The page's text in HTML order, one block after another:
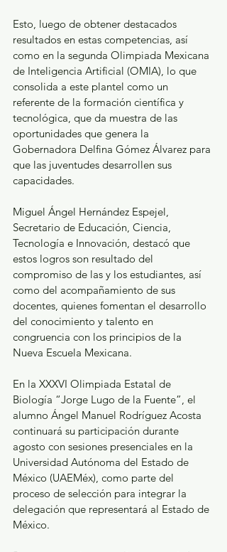
Esto, luego de obtener destacados
resultados en estas competencias, así
como en la segunda Olimpiada Mexicana
de Inteligencia Artificial (OMIA), lo que
consolida a este plantel como un
referente de la formación científica y
tecnológica, que da muestra de las
oportunidades que genera la
Gobernadora Delfina Gómez Álvarez para
que las juventudes desarrollen sus
capacidades.
Miguel Ángel Hernández Espejel,
Secretario de Educación, Ciencia,
Tecnología e Innovación, destacó que
estos logros son resultado del
compromiso de las y los estudiantes, así
como del acompañamiento de sus
docentes, quienes fomentan el desarrollo
del conocimiento y talento en
congruencia con los principios de la
Nueva Escuela Mexicana.
En la XXXVI Olimpiada Estatal de
Biología “Jorge Lugo de la Fuente”, el
alumno Ángel Manuel Rodríguez Acosta
continuará su participación durante
agosto con sesiones presenciales en la
Universidad Autónoma del Estado de
México (UAEMéx), como parte del
proceso de selección para integrar la
delegación que representará al Estado de
México.